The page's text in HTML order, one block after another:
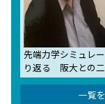
先端力学シミュレ
り返る 阪大との
一覧